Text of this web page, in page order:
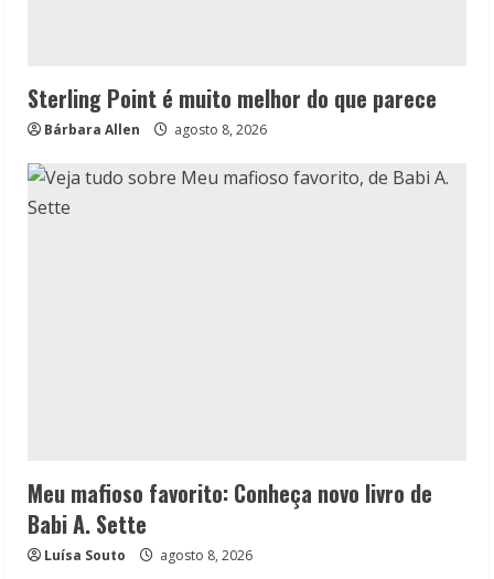
Sterling Point é muito melhor do que parece
Bárbara Allen agosto 8, 2026
Meu mafioso favorito: Conheça novo livro de
Babi A. Sette
Luísa Souto agosto 8, 2026